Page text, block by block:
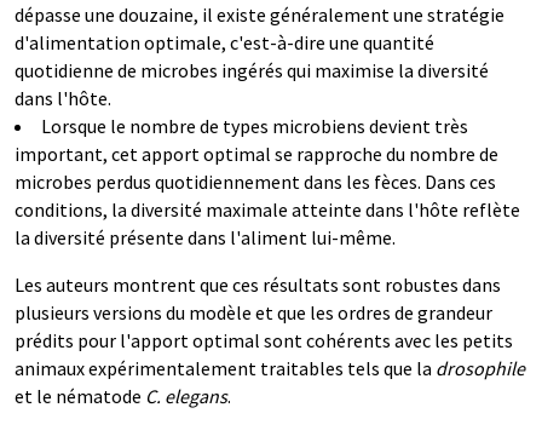
dépasse une douzaine, il existe généralement une stratégie
d'alimentation optimale, c'est-à-dire une quantité
quotidienne de microbes ingérés qui maximise la diversité
dans l'hôte.
Lorsque le nombre de types microbiens devient très
important, cet apport optimal se rapproche du nombre de
microbes perdus quotidiennement dans les fèces. Dans ces
conditions, la diversité maximale atteinte dans l'hôte reflète
la diversité présente dans l'aliment lui-même.
Les auteurs montrent que ces résultats sont robustes dans
plusieurs versions du modèle et que les ordres de grandeur
prédits pour l'apport optimal sont cohérents avec les petits
animaux expérimentalement traitables tels que la drosophile
et le nématode C. elegans.